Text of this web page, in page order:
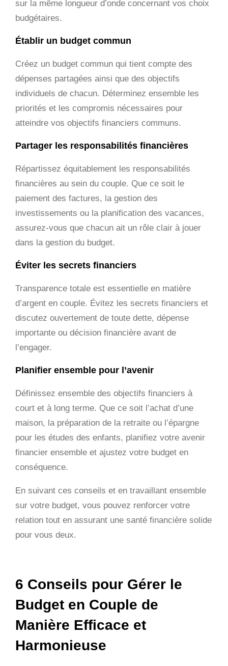
sur la même longueur d’onde concernant vos choix
budgétaires.
Établir un budget commun
Créez un budget commun qui tient compte des
dépenses partagées ainsi que des objectifs
individuels de chacun. Déterminez ensemble les
priorités et les compromis nécessaires pour
atteindre vos objectifs financiers communs.
Partager les responsabilités financières
Répartissez équitablement les responsabilités
financières au sein du couple. Que ce soit le
paiement des factures, la gestion des
investissements ou la planification des vacances,
assurez-vous que chacun ait un rôle clair à jouer
dans la gestion du budget.
Éviter les secrets financiers
Transparence totale est essentielle en matière
d’argent en couple. Évitez les secrets financiers et
discutez ouvertement de toute dette, dépense
importante ou décision financière avant de
l’engager.
Planifier ensemble pour l’avenir
Définissez ensemble des objectifs financiers à
court et à long terme. Que ce soit l’achat d’une
maison, la préparation de la retraite ou l’épargne
pour les études des enfants, planifiez votre avenir
financier ensemble et ajustez votre budget en
conséquence.
En suivant ces conseils et en travaillant ensemble
sur votre budget, vous pouvez renforcer votre
relation tout en assurant une santé financière solide
pour vous deux.
6 Conseils pour Gérer le
Budget en Couple de
Manière Efficace et
Harmonieuse